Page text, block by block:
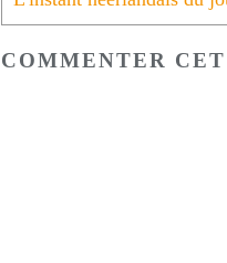
COMMENTER